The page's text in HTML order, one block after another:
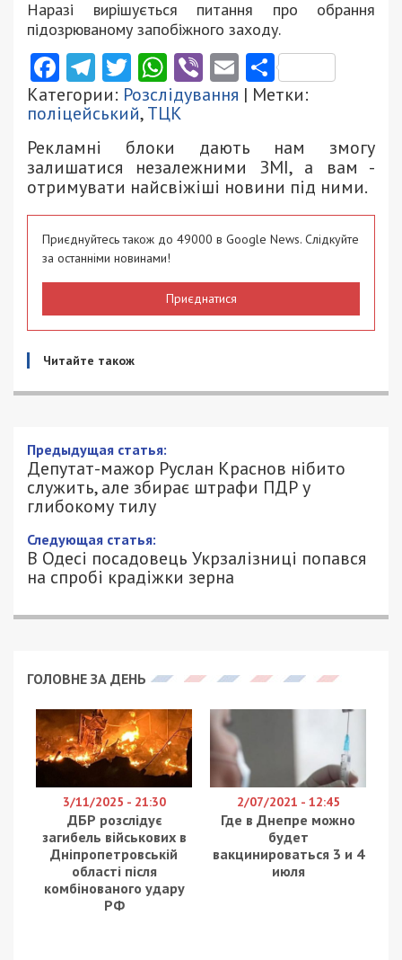
Наразі вирішується питання про обрання
підозрюваному запобіжного заходу.
Facebook
Telegram
Twitter
WhatsApp
ViberEmail
Категории: Розслідування | Метки:
поліцейський,ТЦК
Рекламні блоки дають нам змогу
залишатися незалежними ЗМІ, а вам -
отримувати найсвіжіші новини під ними.
Приєднуйтесь також до 49000 в Google News. Слідкуйте
за останніми новинами!
Приєднатися
Читайте також
Депутат-мажор Руслан Краснов нібито
служить, але збирає штрафи ПДР у
глибокому тилу
12/06/2026 - 20:08
АННА БАУМАН - СПЕЦИАЛЬНО ДЛЯ
49000.COM.UA
1109
За інформацією аналітичної платформи
YouControl, на ім’я Руслана Краснова було
виписано 32 штрафа за порушення правил